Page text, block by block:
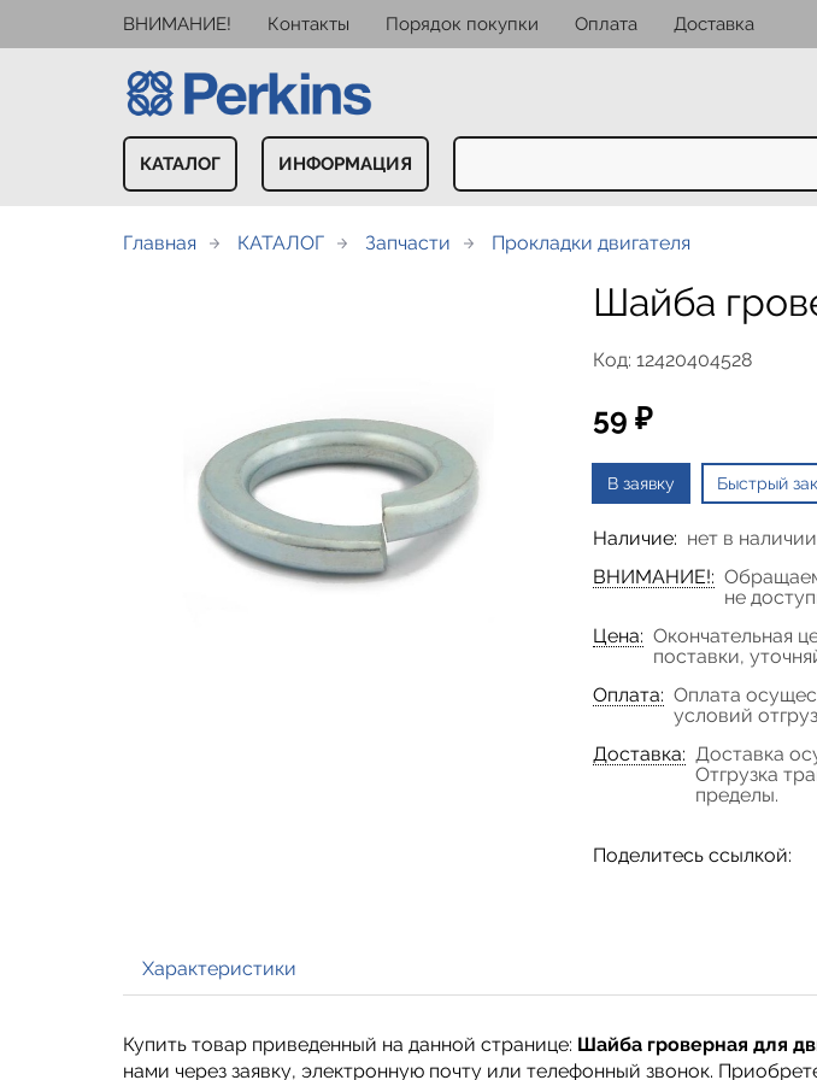
ВНИМАНИЕ! Контакты Порядок покупки Оплата Доставка
КАТАЛОГ ИНФОРМАЦИЯ
Главная КАТАЛОГ Запчасти Прокладки двигателя
Шайба
Код: 12420404528
59 ₽
В заявку Быстрый
Наличие: нет в наличии
ВНИМАНИЕ!:
не
Цена: Окончательная
поставки,
Оплата: Оплата
условий
Доставка: Доставка
Отгрузка
пределы.
Поделитесь ссылкой:
Характеристики
Купить товар приведенный на данной странице: Шайба гроверная для
нами через заявку, электронную почту или телефонный звонок.